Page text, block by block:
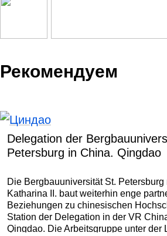
Рекомендуем
Delegation der
Petersburg in China. Qingdao
Die Bergbauuniversität St.
Katharina II. baut weiterhin enge
Beziehungen zu chinesischen
Station der Delegation in der VR
Qingdao. Die Arbeitsgruppe unter der